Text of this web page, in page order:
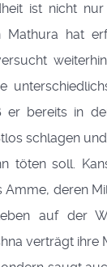
ist nicht
Mathura hat
er bereits in
schlagen
töten soll.
Amme, deren
auf der
verträgt ihre